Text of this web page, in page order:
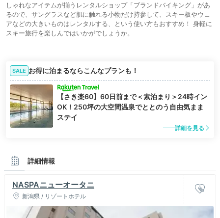
しゃれなアイテムが揃うレンタルショップ「ブランドバイキング」があ
るので、サングラスなど肌に触れる小物だけ持参して、スキー板やウェ
アなどの大きいものはレンタルする、という使い方もおすすめ！ 身軽に
スキー旅行を楽しんではいかがでしょうか。
SALE お得に泊まるならこんなプランも！
【さき楽60】60日前まで＜素泊まり＞24時イン
OK！250坪の大空間温泉でととのう自由気まま
ステイ
詳細を見る
詳細情報
NASPAニューオータニ
新潟県 / リゾートホテル